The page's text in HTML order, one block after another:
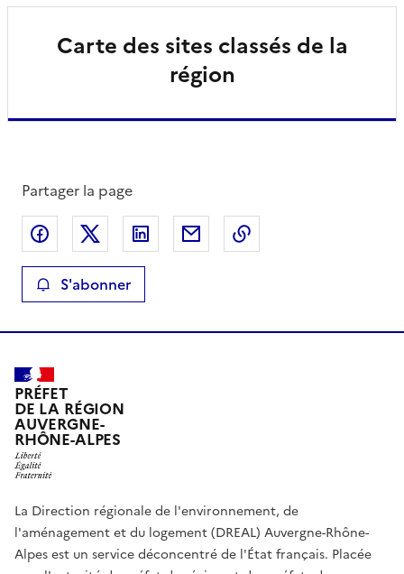
Carte des sites classés de la
région
Partager la page
Partager sur Facebook
Partager sur XPartager sur LinkedIn
Partager par email
S'abonner
PRÉFET
DE LA RÉGION
AUVERGNE-
RHÔNE-ALPES
La Direction régionale de l'environnement, de
l'aménagement et du logement (DREAL) Auvergne-Rhône-
Alpes est un service déconcentré de l'État français. Placée